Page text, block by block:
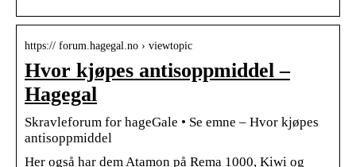
https:// forum.hagegal.no › viewtopic
Hvor kjøpes antisoppmiddel –
Hagegal
Skravleforum for hageGale • Se emne – Hvor kjøpes
antisoppmiddel
Her også har dem Atamon på Rema 1000, Kiwi og